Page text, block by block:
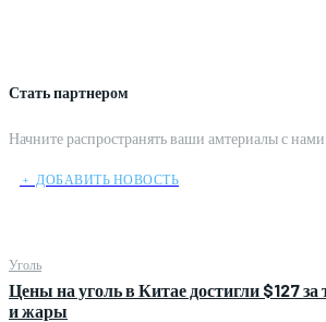
Стать партнером
Начните распространять ваши амтериалы с нами
﹢ ДОБАВИТЬ НОВОСТЬ
Уголь
Цены на уголь в Китае достигли $127 за
и жары